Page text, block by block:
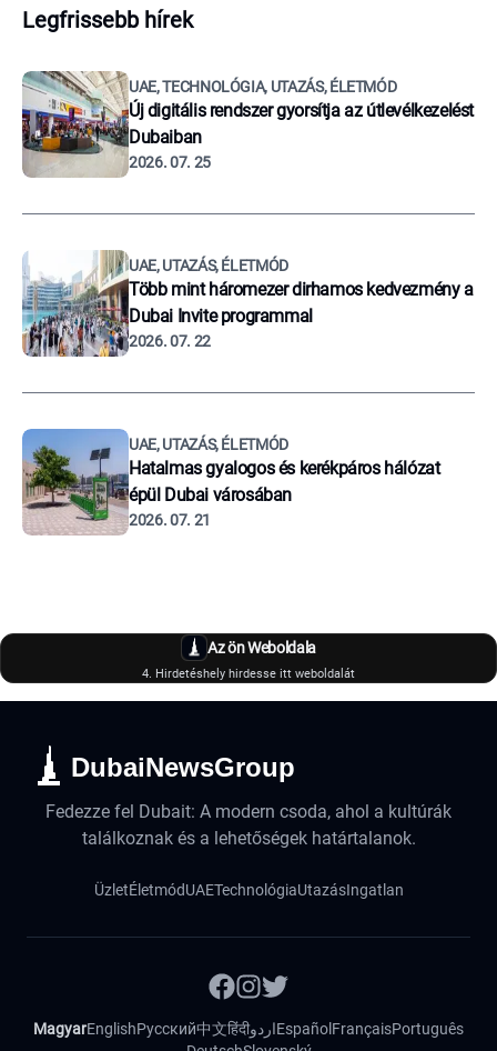
Legfrissebb hírek
UAE, TECHNOLÓGIA, UTAZÁS, ÉLETMÓD
Új digitális rendszer gyorsítja az útlevélkezelést
Dubaiban
2026. 07. 25
UAE, UTAZÁS, ÉLETMÓD
Több mint háromezer dirhamos kedvezmény a
Dubai Invite programmal
2026. 07. 22
UAE, UTAZÁS, ÉLETMÓD
Hatalmas gyalogos és kerékpáros hálózat
épül Dubai városában
2026. 07. 21
Az ön Weboldala
4. Hirdetéshely hirdesse itt weboldalát
DubaiNewsGroup
Fedezze fel Dubait: A modern csoda, ahol a kultúrák
találkoznak és a lehetőségek határtalanok.
ÜzletÉletmódUAETechnológiaUtazásIngatlan
MagyarEnglishРусский中文हिंदीاردوEspañol FrançaisPortuguês